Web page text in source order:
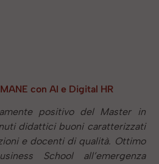
con AI e Digital HR
positivo del Master in
didattici buoni caratterizzati
e docenti di qualità. Ottimo
School all’emergenza